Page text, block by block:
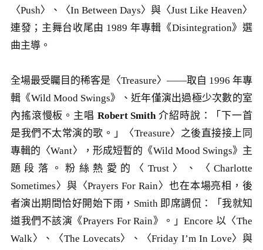
〈Push〉、〈In Between Days〉與〈Just Like Heaven〉
連發；主舞台收尾由 1989 年專輯《Disintegration》選
曲主導。
全場最受矚目的稀客是〈Treasure〉——取自 1996 年專
輯《Wild Mood Swings》、近年僅演出過極少次數的室
內搖滾慢板。主唱 Robert Smith介紹時說：「下一首
是我們不太常演的歌。」〈Treasure〉之後直接接上同
專輯的〈Want〉，形成短暫的《Wild Mood Swings》主
題段落。粉絲熱愛的〈Trust〉、〈Charlotte
Sometimes〉與〈Prayers For Rain〉也在本場亮相，後
者演出期間恰好開始下雨，Smith 即席調侃：「我就知
道我們不該演《Prayers For Rain》。」Encore 以〈The
Walk〉、〈The Lovecats〉、〈Friday I’m In Love〉與